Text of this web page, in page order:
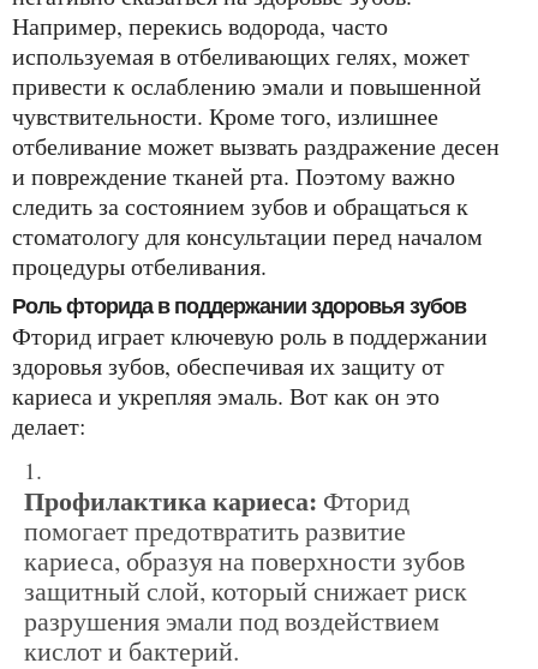
Например, перекись водорода, часто
используемая в отбеливающих гелях, может
привести к ослаблению эмали и повышенной
чувствительности. Кроме того, излишнее
отбеливание может вызвать раздражение десен
и повреждение тканей рта. Поэтому важно
следить за состоянием зубов и обращаться к
стоматологу для консультации перед началом
процедуры отбеливания.
Роль фторида в поддержании здоровья зубов
Фторид играет ключевую роль в поддержании
здоровья зубов, обеспечивая их защиту от
кариеса и укрепляя эмаль. Вот как он это
делает:
Профилактика кариеса: Фторид
помогает предотвратить развитие
кариеса, образуя на поверхности зубов
защитный слой, который снижает риск
разрушения эмали под воздействием
кислот и бактерий.